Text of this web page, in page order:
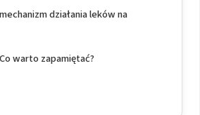
działania leków na
warto zapamiętać?